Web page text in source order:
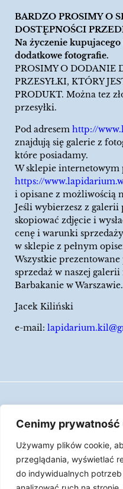
Cenimy
Używamy plików cookie,
przeglądania, wyświetlać
do indywidualnych
BARDZO PROSIMY O
DOSTĘPNOŚCI
Na życzenie
dodatkowe fotografie.
PROSIMY O DODANIE
PRZESYŁKI, KTÓRY
PRODUKT. Można tez
przesyłki.
Pod adresem http://
znajdują się galerie z
które posiadamy.
W sklepie internetowym
https://
i opisane z możliwością
Jeśli wybierzesz z
skopiować zdjęcie i
cenę i warunki
w sklepie z pełnym
Wszystkie
sprzedaż w naszej
Barbakanie w Warszawie.
Jacek Kiliński
e-mail:
LAPIDARIUM Jacka
epizodem w